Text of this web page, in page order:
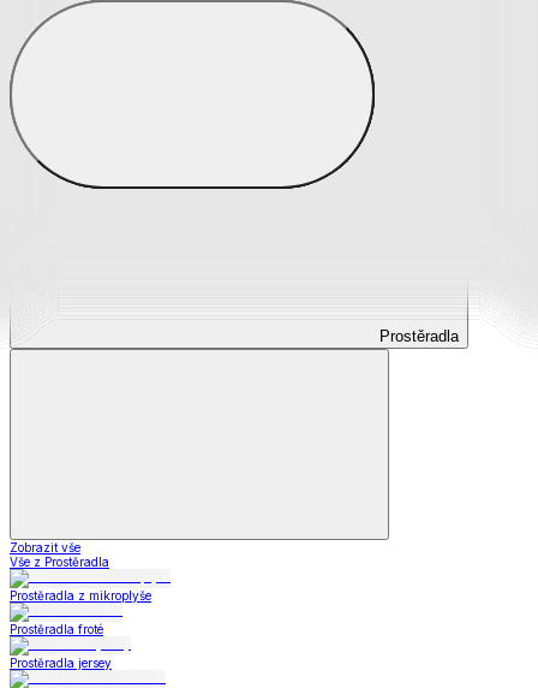
Prostěradla
Prostěradla
Zobrazit vše
Vše z Prostěradla
Prostěradla z mikroplyše
Prostěradla froté
Prostěradla jersey